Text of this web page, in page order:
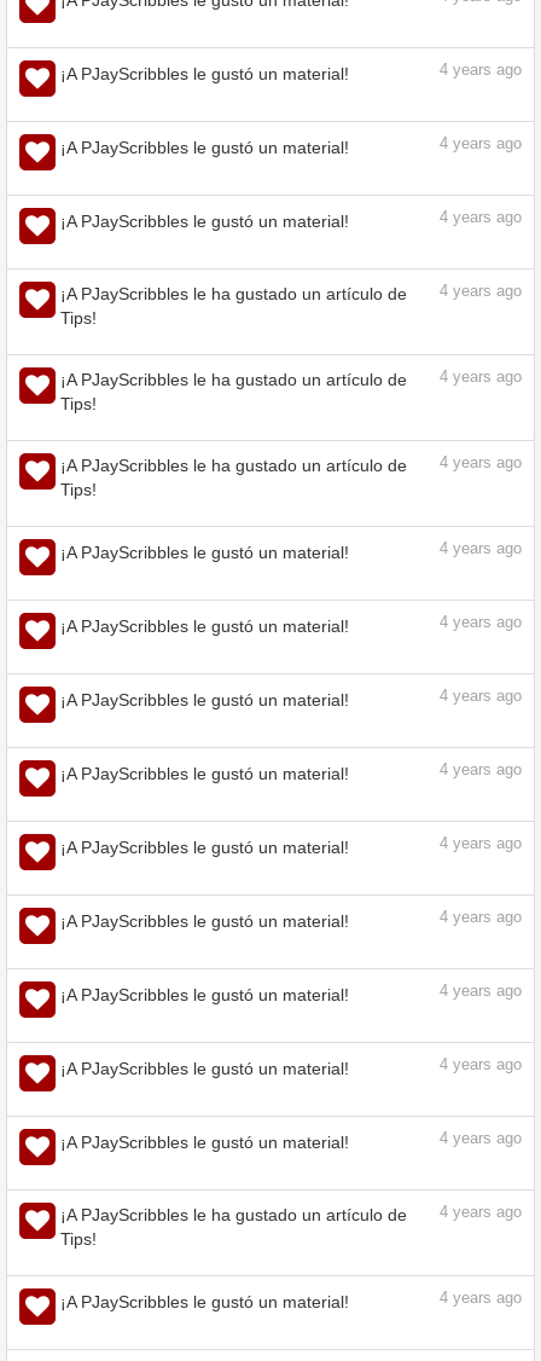
¡A PJayScribbles le gustó un material! years ago
¡A PJayScribbles le gustó un material! years ago
¡A PJayScribbles le gustó un material! years ago
¡A PJayScribbles le gustó un material! years ago
¡A PJayScribbles le gustó un material! years ago
¡A PJayScribbles le gustó un material! 4 years ago
¡A PJayScribbles le gustó un material! 4
¡A PJayScribbles le ha gustado un artículo de
Tips!
4 years ago
Tips!
4
¡A PJayScribbles le ha gustado un artículo de
4 years ago
¡A PJayScribbles le gustó un material! years ago
¡A PJayScribbles le gustó un material! years ago
¡A PJayScribbles le gustó un material! years ago
¡A PJayScribbles le gustó un material! years ago
¡A PJayScribbles le gustó un material! years ago
¡A PJayScribbles le gustó un material! years ago
¡A PJayScribbles le gustó un material! years ago
¡A PJayScribbles le gustó un material! 4 years ago